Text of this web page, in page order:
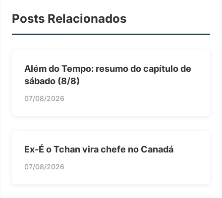
Posts Relacionados
Além do Tempo: resumo do capítulo de
sábado (8/8)
07/08/2026
Ex-É o Tchan vira chefe no Canadá
07/08/2026